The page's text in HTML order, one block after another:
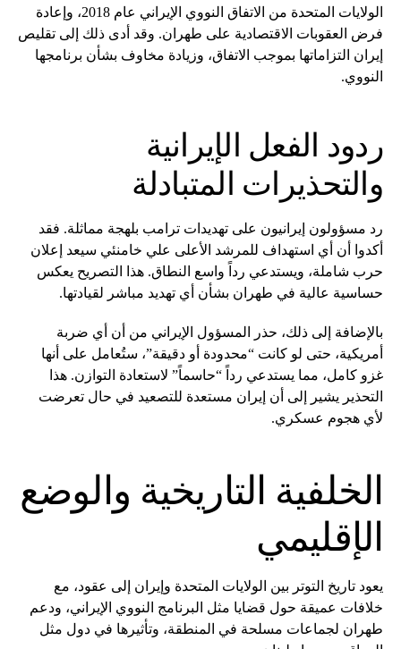
الولايات المتحدة من الاتفاق النووي الإيراني عام 2018، وإعادة
فرض العقوبات الاقتصادية على طهران. وقد أدى ذلك إلى تقليص
إيران التزاماتها بموجب الاتفاق، وزيادة مخاوف بشأن برنامجها
النووي.
ردود الفعل الإيرانية
والتحذيرات المتبادلة
رد مسؤولون إيرانيون على تهديدات ترامب بلهجة مماثلة. فقد
أكدوا أن أي استهداف للمرشد الأعلى علي خامنئي سيعد إعلان
حرب شاملة، ويستدعي رداً واسع النطاق. هذا التصريح يعكس
حساسية عالية في طهران بشأن أي تهديد مباشر لقيادتها.
بالإضافة إلى ذلك، حذر المسؤول الإيراني من أن أي ضربة
أمريكية، حتى لو كانت “محدودة أو دقيقة”، ستُعامل على أنها
غزو كامل، مما يستدعي رداً “حاسماً” لاستعادة التوازن. هذا
التحذير يشير إلى أن إيران مستعدة للتصعيد في حال تعرضت
لأي هجوم عسكري.
الخلفية التاريخية والوضع
الإقليمي
يعود تاريخ التوتر بين الولايات المتحدة وإيران إلى عقود، مع
خلافات عميقة حول قضايا مثل البرنامج النووي الإيراني، ودعم
طهران لجماعات مسلحة في المنطقة، وتأثيرها في دول مثل